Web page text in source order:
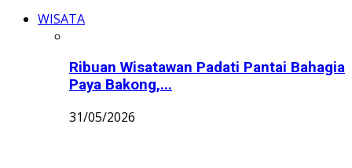
WISATA
Ribuan Wisatawan Padati Pantai Bahagia
Paya Bakong,...
31/05/2026